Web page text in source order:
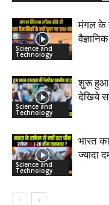
Science and
Technology
मंगल के
Science and
Technology
शुरू हुआ
देखिये
Science and
Technology
भारत
ज्यादा